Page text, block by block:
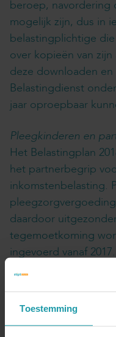
Toestemming
beroep, navordering
mogelijk zijn, dus in
belastingplichtige
over kopieën van
deze downloaden en
Belastingdienst
jaar oproepbaar
Pleegkinderen en
Het Belastingplan
het partnerbegrip
inkomstenbelasting.
daardoor
tegemoetkoming
ingevoerd vanaf
pleegkind moeten
Belastingdienst om
merken als partner.